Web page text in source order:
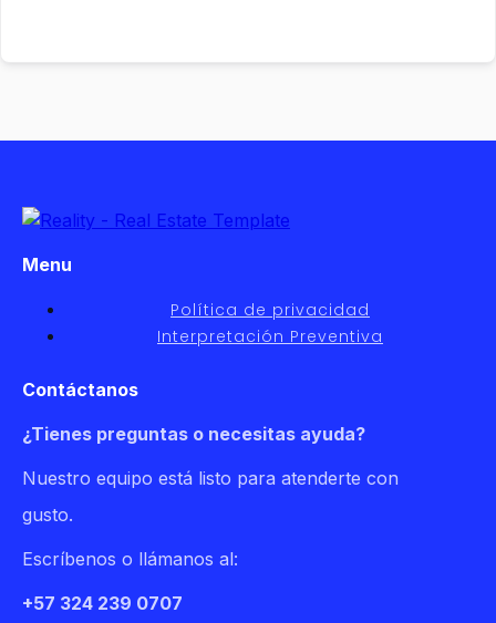
Menu
Política de privacidad
Interpretación Preventiva
Contáctanos
¿Tienes preguntas o necesitas ayuda?
Nuestro equipo está listo para atenderte con
gusto.
Escríbenos o llámanos al:
+57 324 239 0707